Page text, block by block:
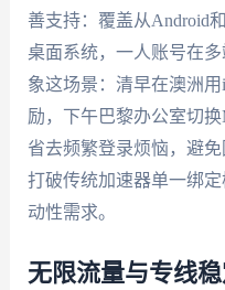
善支持：覆盖从Android
桌面系统，一人账号在
象这场景：清早在澳洲
励，下午巴黎办公室切
省去频繁登录烦恼，避
打破传统加速器单一绑
动性需求。
无限流量与专线